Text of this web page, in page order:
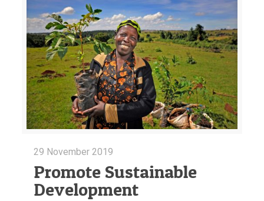
29 November 2019
Promote Sustainable
Development